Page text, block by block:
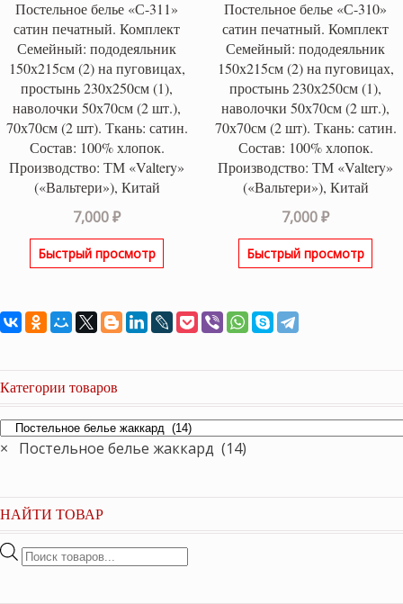
Постельное белье «С-311»
сатин печатный. Комплект
Семейный: пододеяльник
150х215см (2) на пуговицах,
простынь 230х250см (1),
наволочки 50х70см (2 шт.),
70х70см (2 шт). Ткань: сатин.
Состав: 100% хлопок.
Производство: ТМ «Valtery»
(«Вальтери»), Китай
7,000₽
Быстрый просмотр
Постельное белье «С-310»
сатин печатный. Комплект
Семейный: пододеяльник
150х215см (2) на пуговицах,
простынь 230х250см (1),
наволочки 50х70см (2 шт.),
70х70см (2 шт). Ткань: сатин.
Состав: 100% хлопок.
Производство: ТМ «Valtery»
(«Вальтери»), Китай
7,000₽
Быстрый просмотр
Категории товаров
× Постельное белье жаккард (14)
НАЙТИ ТОВАР
Поиск